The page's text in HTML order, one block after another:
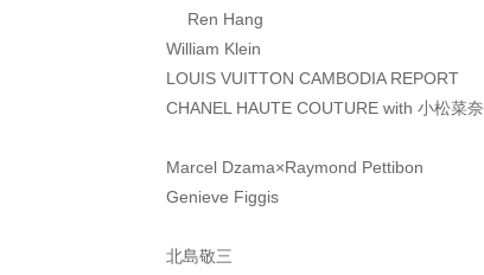
Ren Hang
William Klein
LOUIS VUITTON CAMBODIA REPORT
CHANEL HAUTE COUTURE with 小松菜奈
Marcel Dzama×Raymond Pettibon
Genieve Figgis
北島敬三